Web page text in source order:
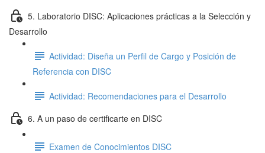
5. Laboratorio DISC: Aplicaciones prácticas a la Selección y
Desarrollo
Actividad: Diseña un Perfil de Cargo y Posición de
Referencia con DISC
Actividad: Recomendaciones para el Desarrollo
6. A un paso de certificarte en DISC
Examen de Conocimientos DISC